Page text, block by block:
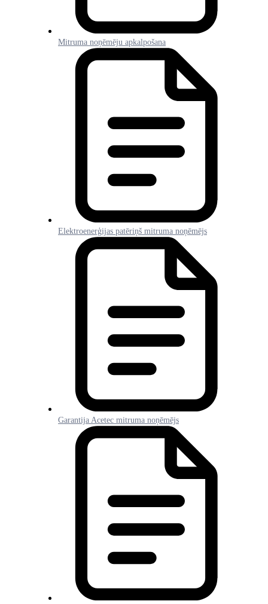
Mitruma noņēmēju apkalpošana
Elektroenerģijas patēriņš mitruma noņēmējs
Garantija Acetec mitruma noņēmējs